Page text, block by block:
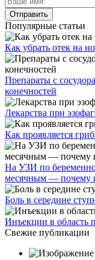
Популярные статьи
Как убрать отек на
Препараты с
конечностей
Лекарства при
Как проявляется
На УЗИ по
месячным — почему
Боль в середине
Инъекции в область
Свежие публикации